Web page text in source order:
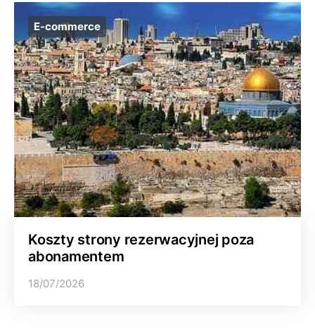
E-commerce
Koszty strony rezerwacyjnej poza
abonamentem
18/07/2026